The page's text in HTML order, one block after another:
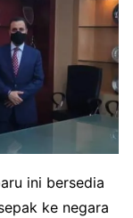
ini bersedia
ke negara